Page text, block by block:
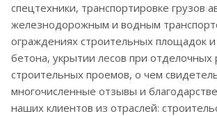
спецтехники, транспортировке грузов
железнодорожным и водным
ограждениях строительных площадок
бетона, укрытии лесов при отделочных
строительных проемов, о чем
многочисленные отзывы и
наших клиентов из отраслей: